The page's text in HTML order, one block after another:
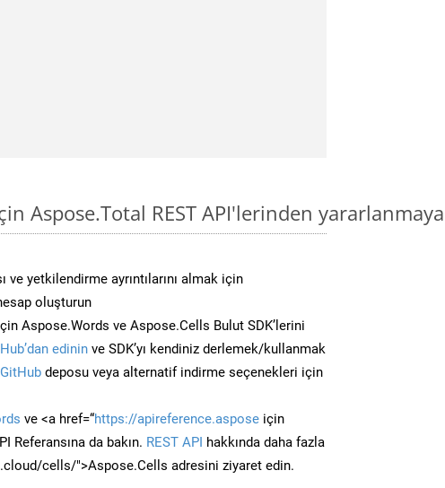
Aspose.Total REST API'lerinden
ve yetkilendirme ayrıntılarını almak için
oluşturun
Aspose.Words ve Aspose.Cells Bulut SDK’lerini
edinin ve SDK’yı kendiniz derlemek/kullanmak
deposu veya alternatif indirme seçenekleri için
ve <a href=“https://apireference.aspose için
Referansına da bakın. REST API hakkında daha fazla
cells/">Aspose.Cells adresini ziyaret edin.